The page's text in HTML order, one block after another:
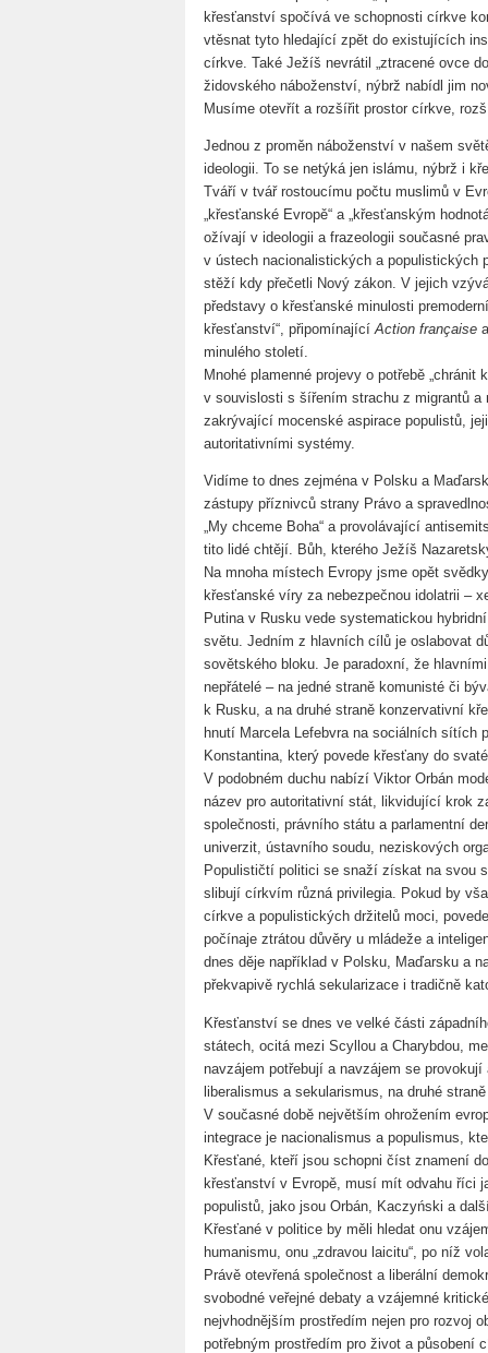
křesťanství spočívá ve schopnosti církve
vtěsnat tyto hledající zpět do existujících
církve. Také Ježíš nevrátil „ztracené ovce
židovského náboženství, nýbrž nabídl jim
Musíme otevřít a rozšířit prostor církve,
Jednou z proměn náboženství v našem
ideologii. To se netýká jen islámu, nýbrž i
Tváří v tvář rostoucímu počtu muslimů v
„křesťanské Evropě“ a „křesťanským
ožívají v ideologii a frazeologii současné
v ústech nacionalistických a populistických
stěží kdy přečetli Nový zákon. V jejich
představy o křesťanské minulosti
křesťanství“, připomínající Action française
minulého století.
Mnohé plamenné projevy o potřebě
v souvislosti s šířením strachu z migrantů a
zakrývající mocenské aspirace populistů,
autoritativními systémy.
Vidíme to dnes zejména v Polsku a
zástupy příznivců strany Právo a
„My chceme Boha“ a provolávající
tito lidé chtějí. Bůh, kterého Ježíš
Na mnoha místech Evropy jsme opět
křesťanské víry za nebezpečnou idolatrii –
Putina v Rusku vede systematickou
světu. Jedním z hlavních cílů je oslabovat
sovětského bloku. Je paradoxní, že
nepřátelé – na jedné straně komunisté či
k Rusku, a na druhé straně konzervativní
hnutí Marcela Lefebvra na sociálních sítích
Konstantina, který povede křesťany do
V podobném duchu nabízí Viktor Orbán
název pro autoritativní stát, likvidující krok
společnosti, právního státu a parlamentní
univerzit, ústavního soudu, neziskových
Populističtí politici se snaží získat na svou
slibují církvím různá privilegia. Pokud by
církve a populistických držitelů moci,
počínaje ztrátou důvěry u mládeže a
dnes děje například v Polsku, Maďarsku a
překvapivě rychlá sekularizace i tradičně
Křesťanství se dnes ve velké části
státech, ocitá mezi Scyllou a Charybdou,
navzájem potřebují a navzájem se
liberalismus a sekularismus, na druhé
V současné době největším ohrožením
integrace je nacionalismus a populismus,
Křesťané, kteří jsou schopni číst znamení
křesťanství v Evropě, musí mít odvahu říci
populistů, jako jsou Orbán, Kaczyński a
Křesťané v politice by měli hledat onu
humanismu, onu „zdravou laicitu“, po níž
Právě otevřená společnost a liberální
svobodné veřejné debaty a vzájemné
nejvhodnějším prostředím nejen pro rozvoj
potřebným prostředím pro život a působení